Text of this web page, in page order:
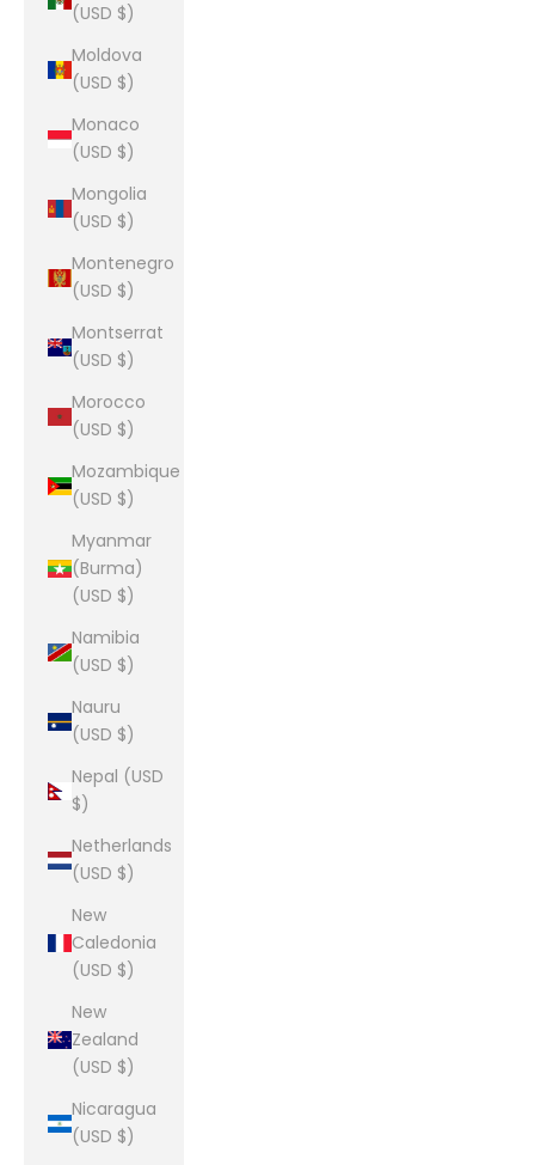
(USD $)
Moldova
(USD $)
Monaco
(USD $)
Mongolia
(USD $)
Montenegro
(USD $)
Montserrat
(USD $)
Morocco
(USD $)
Mozambique
(USD $)
Myanmar
(Burma)
(USD $)
Namibia
(USD $)
Nauru
(USD $)
Nepal (USD
$)
Netherlands
(USD $)
New
Caledonia
(USD $)
New
Zealand
(USD $)
Nicaragua
(USD $)